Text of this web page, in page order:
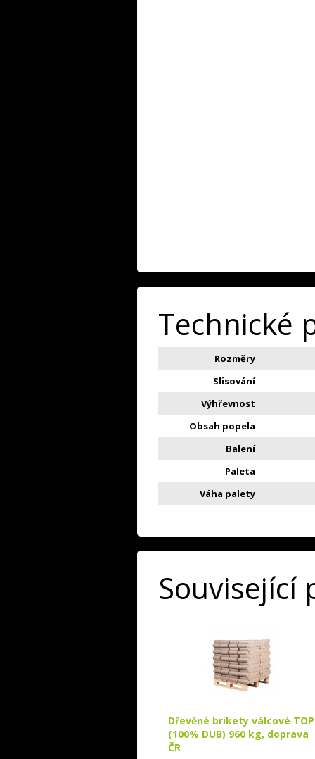
Technické
Rozměry
Slisování
Výhřevnost
Obsah popela
Balení
Paleta
Váha palety
Související
Dřevěné brikety válcové TOP
(100% DUB) 960 kg, doprava
ČR